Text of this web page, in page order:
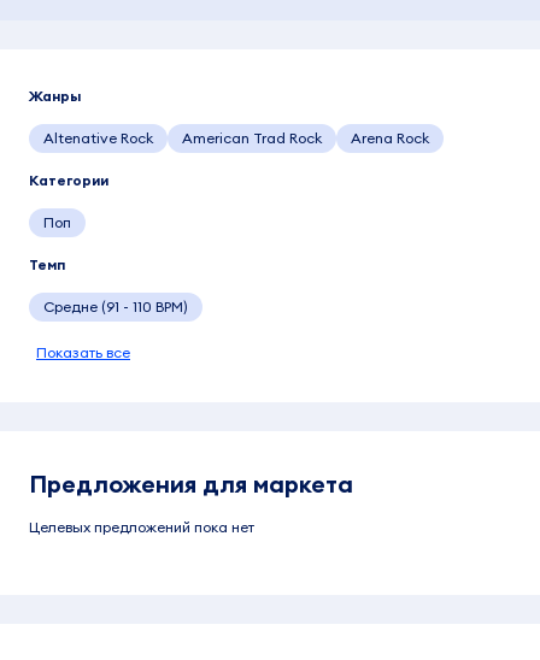
Жанры
Altenative Rock American Trad Rock Arena Rock
Категории
Поп
Темп
Средне (91 - 110 BPM)
Показать все
Предложения для маркета
Целевых предложений пока нет